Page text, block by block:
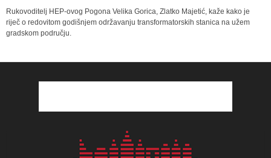
Rukovoditelj HEP-ovog Pogona Velika Gorica, Zlatko Majetić, kaže kako je
riječ o redovitom godišnjem održavanju transformatorskih stanica na užem
gradskom području.